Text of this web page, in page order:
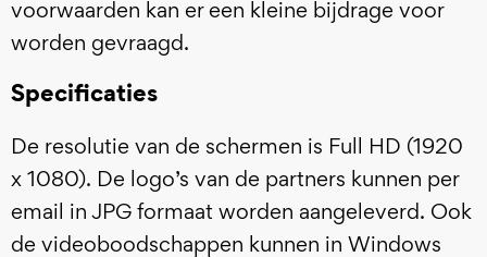
voorwaarden kan er een kleine bijdrage voor
worden gevraagd.
Specificaties
De resolutie van de schermen is Full HD (1920
x 1080). De logo’s van de partners kunnen per
email in JPG formaat worden aangeleverd. Ook
de videoboodschappen kunnen in Windows